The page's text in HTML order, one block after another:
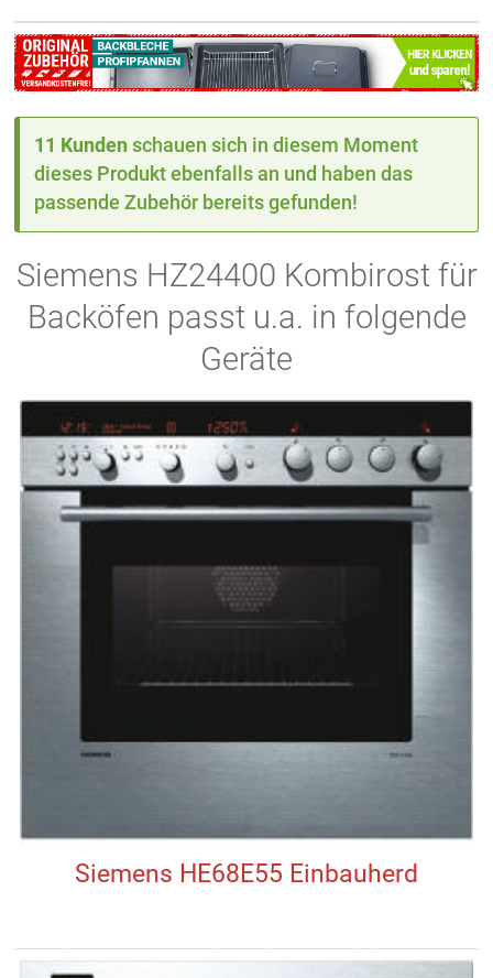
11 Kunden schauen sich in diesem Moment
dieses Produkt ebenfalls an und haben das
passende Zubehör bereits gefunden!
Siemens HZ24400 Kombirost für
Backöfen passt u.a. in folgende
Geräte
Siemens HE68E55 Einbauherd